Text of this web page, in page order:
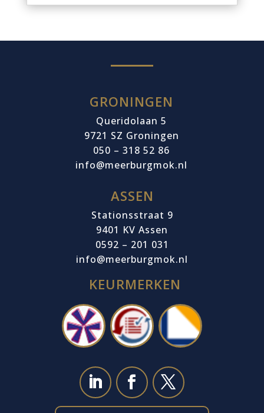
GRONINGEN
Queridolaan 5
9721 SZ Groningen
050 – 318 52 86
info@meerburgmok.nl
ASSEN
Stationsstraat 9
9401 KV Assen
0592 – 201 031
info@meerburgmok.nl
KEURMERKEN